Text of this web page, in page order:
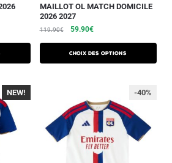
MAILLOT OL MATCH DOMICILE
2026 2027
119.90€ 59.90€
Choix des options
-40%
NEW! -40%